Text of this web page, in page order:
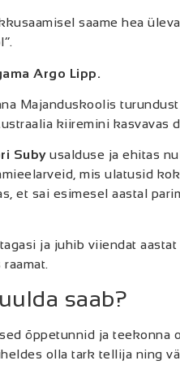
saame hea
Argo Lipp.
Majanduskoolis
kiiremini kasvavas
Subyusalduse ja ehitas
mis ulatusid
et sai esimesel aastal
ja juhib viiendat
saab?
õppetunnid ja teekonna
olla tark tellija ning